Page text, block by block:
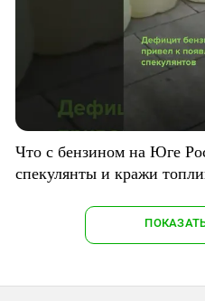
Что с бензином на Юге
спекулянты и кражи